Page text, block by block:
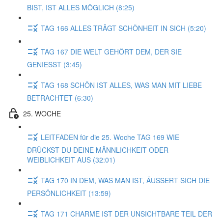
BIST, IST ALLES MÖGLICH (8:25)
TAG 166 ALLES TRÄGT SCHÖNHEIT IN SICH (5:20)
TAG 167 DIE WELT GEHÖRT DEM, DER SIE
GENIESST (3:45)
TAG 168 SCHÖN IST ALLES, WAS MAN MIT LIEBE
BETRACHTET (6:30)
25. WOCHE
LEITFADEN für die 25. Woche TAG 169 WIE
DRÜCKST DU DEINE MÄNNLICHKEIT ODER
WEIBLICHKEIT AUS (32:01)
TAG 170 IN DEM, WAS MAN IST, ÄUSSERT SICH DIE
PERSÖNLICHKEIT (13:59)
TAG 171 CHARME IST DER UNSICHTBARE TEIL DER